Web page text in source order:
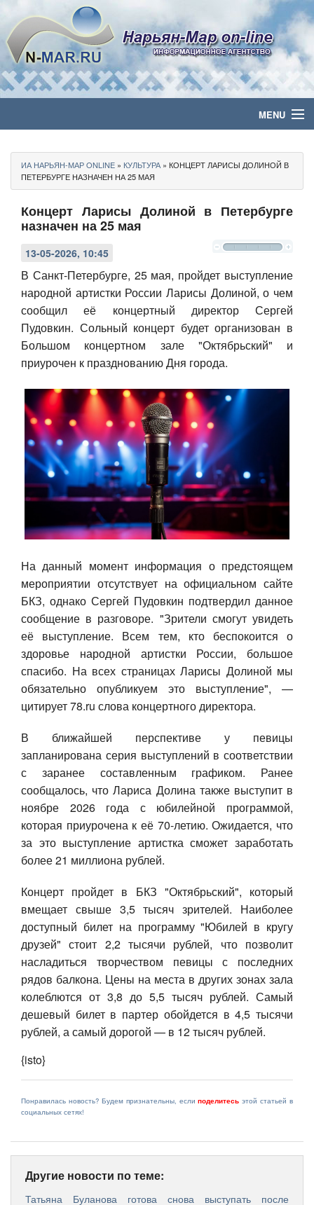
MENU
Политика
Бизнес
Культура
Медиа
Авто
Спорт
Контакты
ИА НАРЬЯН-МАР ONLINE » КУЛЬТУРА » КОНЦЕРТ ЛАРИСЫ ДОЛИНОЙ В
ПЕТЕРБУРГЕ НАЗНАЧЕН НА 25 МАЯ
Концерт Ларисы Долиной в Петербурге
назначен на 25 мая
13-05-2026, 10:45
В Санкт-Петербурге, 25 мая, пройдет выступление
народной артистки России Ларисы Долиной, о чем
сообщил её концертный директор Сергей
Пудовкин. Сольный концерт будет организован в
Большом концертном зале "Октябрьский" и
приурочен к празднованию Дня города.
На данный момент информация о предстоящем
мероприятии отсутствует на официальном сайте
БКЗ, однако Сергей Пудовкин подтвердил данное
сообщение в разговоре. "Зрители смогут увидеть
её выступление. Всем тем, кто беспокоится о
здоровье народной артистки России, большое
спасибо. На всех страницах Ларисы Долиной мы
обязательно опубликуем это выступление", —
цитирует 78.ru слова концертного директора.
В ближайшей перспективе у певицы
запланирована серия выступлений в соответствии
с заранее составленным графиком. Ранее
сообщалось, что Лариса Долина также выступит в
ноябре 2026 года с юбилейной программой,
которая приурочена к её 70-летию. Ожидается, что
за это выступление артистка сможет заработать
более 21 миллиона рублей.
Концерт пройдет в БКЗ "Октябрьский", который
вмещает свыше 3,5 тысяч зрителей. Наиболее
доступный билет на программу "Юбилей в кругу
друзей" стоит 2,2 тысячи рублей, что позволит
насладиться творчеством певицы с последних
рядов балкона. Цены на места в других зонах зала
колеблются от 3,8 до 5,5 тысяч рублей. Самый
дешевый билет в партер обойдется в 4,5 тысячи
рублей, а самый дорогой — в 12 тысяч рублей.
{isto}
Понравилась новость? Будем признательны, еслиподелитесь этой статьей в
социальных сетях!
Другие новости по теме:
Татьяна Буланова готова снова выступать после